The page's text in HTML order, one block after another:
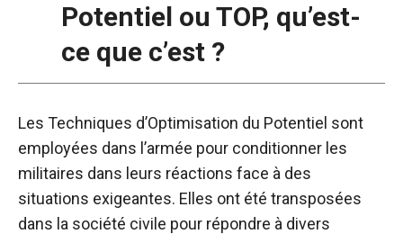
Potentiel ou TOP, qu’est-
ce que c’est ?
Les Techniques d’Optimisation du Potentiel sont
employées dans l’armée pour conditionner les
militaires dans leurs réactions face à des
situations exigeantes. Elles ont été transposées
dans la société civile pour répondre à divers